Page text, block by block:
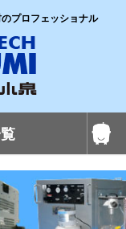
プロフェッショナル